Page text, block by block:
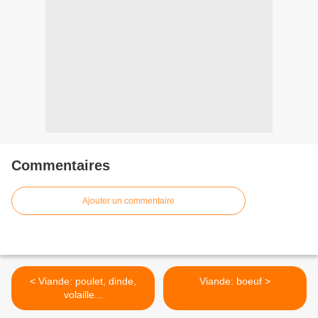
Commentaires
Ajouter un commentaire
< Viande: poulet, dinde,
volaille...
Viande: boeuf >